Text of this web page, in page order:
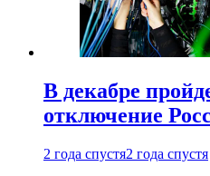
В декабре
отключение
2 года спустя2 года спустя